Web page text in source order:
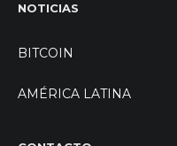
NOTICIAS
BITCOIN
AMÉRICA LATINA